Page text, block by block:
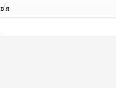
Словко